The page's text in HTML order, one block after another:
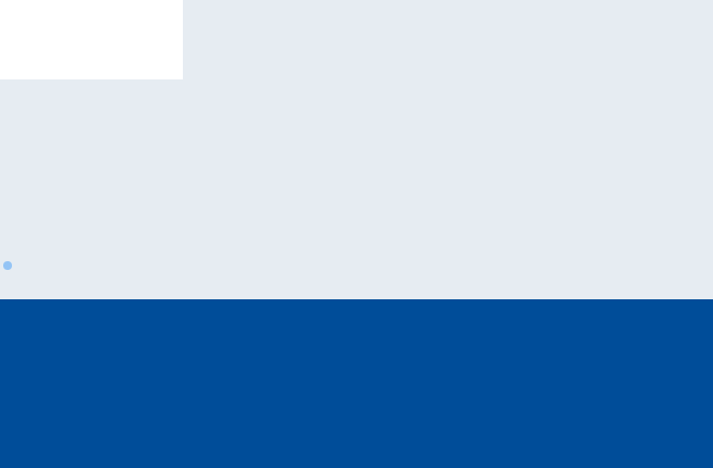
DI SPONSORIZZAZIONI PER IL PADIGLIONE ITALIA A EXPO 2027 BELGRADO